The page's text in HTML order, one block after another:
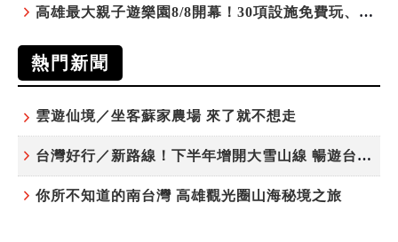
高雄最大親子遊樂園8/8開幕！30項設施免費玩、YOYO家族嗨翻暑假
熱門新聞
雲遊仙境／坐客蘇家農場 來了就不想走
台灣好行／新路線！下半年增開大雪山線 暢遊台中更便利
你所不知道的南台灣 高雄觀光圈山海秘境之旅